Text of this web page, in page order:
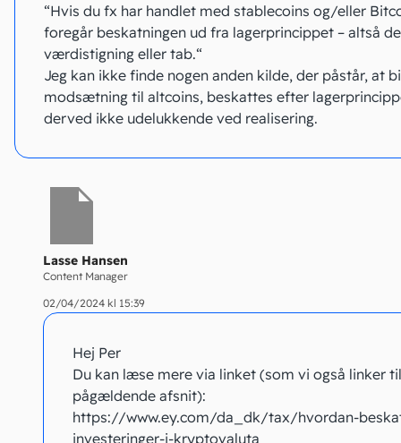
“Hvis du fx har handlet med stablecoins og/eller
foregår beskatningen ud fra lagerprincippet – altså
værdistigning eller tab.“
Jeg kan ikke finde nogen anden kilde, der påstår, at
modsætning til altcoins, beskattes efter
derved ikke udelukkende ved realisering.
Lasse Hansen
Content Manager
02/04/2024 kl 15:39
Hej Per
Du kan læse mere via linket (som vi også linker
pågældende afsnit):
https://www.ey.com/da_dk/tax/hvordan-
investeringer-i-kryptovaluta